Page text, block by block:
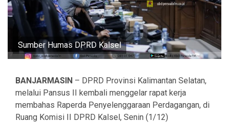
Sumber Humas DPRD Kalsel
BANJARMASIN – DPRD Provinsi Kalimantan Selatan,
melalui Pansus II kembali menggelar rapat kerja
membahas Raperda Penyelenggaraan Perdagangan, di
Ruang Komisi II DPRD Kalsel, Senin (1/12)